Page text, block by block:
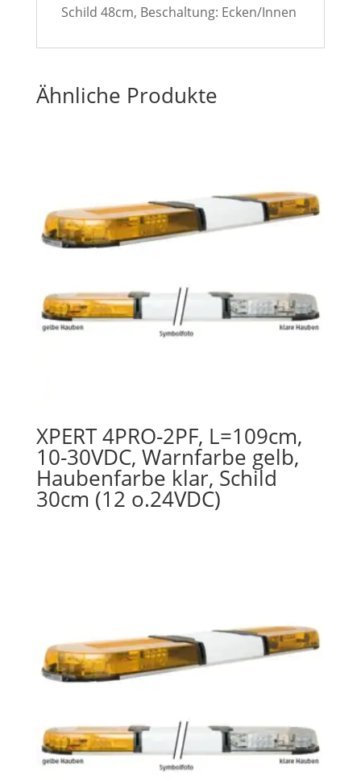
Schild 48cm, Beschaltung: Ecken/Innen
Ähnliche Produkte
XPERT 4PRO-2PF, L=109cm,
10-30VDC, Warnfarbe gelb,
Haubenfarbe klar, Schild
30cm (12 o.24VDC)